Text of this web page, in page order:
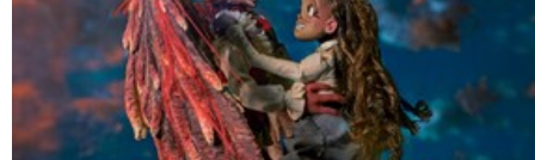
TIPPS
Netflix: »I am Frankelda«